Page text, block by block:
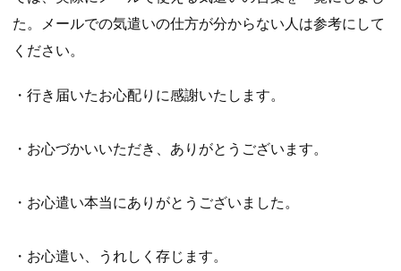
た。メールでの気遣いの仕方が分からない人は参考にして
ください。
・行き届いたお心配りに感謝いたします。
・お心づかいいただき、ありがとうございます。
・お心遣い本当にありがとうございました。
・お心遣い、うれしく存じます。